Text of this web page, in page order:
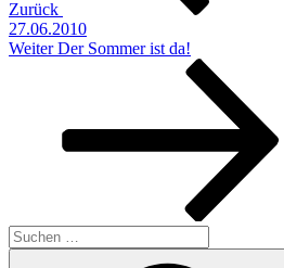
Zurück
27.06.2010
Nächster
Weiter Der Sommer ist da!
Suchen
nach: